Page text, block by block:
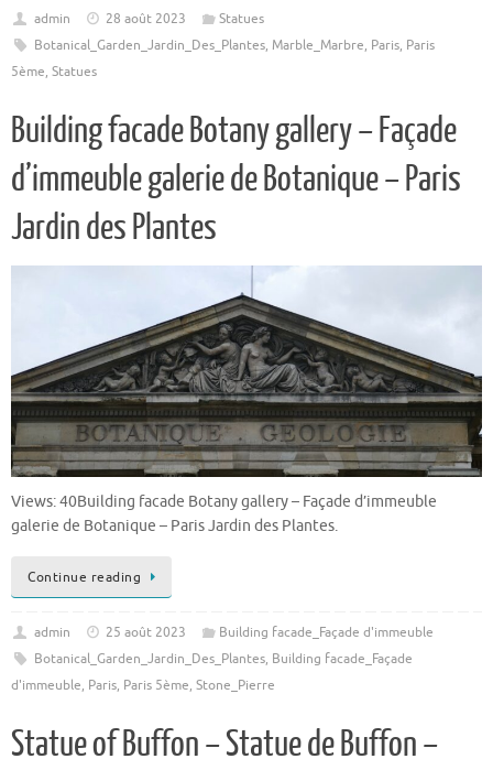
admin 28 août 2023
Statues
Botanical_Garden_Jardin_Des_Plantes, Marble_Marbre, Paris, Paris
5ème, Statues
Building facade Botany gallery – Façade
d’immeuble galerie de Botanique – Paris
Jardin des Plantes
Views: 40Building facade Botany gallery – Façade d’immeuble
galerie de Botanique – Paris Jardin des Plantes.
Continue reading
admin 25 août 2023
Building facade_Façade d'immeuble
Botanical_Garden_Jardin_Des_Plantes, Building facade_Façade
d'immeuble, Paris, Paris 5ème, Stone_Pierre
Statue of Buffon – Statue de Buffon –